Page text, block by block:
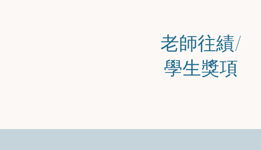
老師往績/
學生獎項